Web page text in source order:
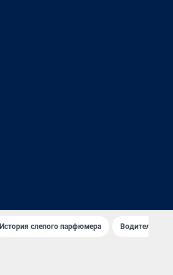
История слепого парфюмера Водители